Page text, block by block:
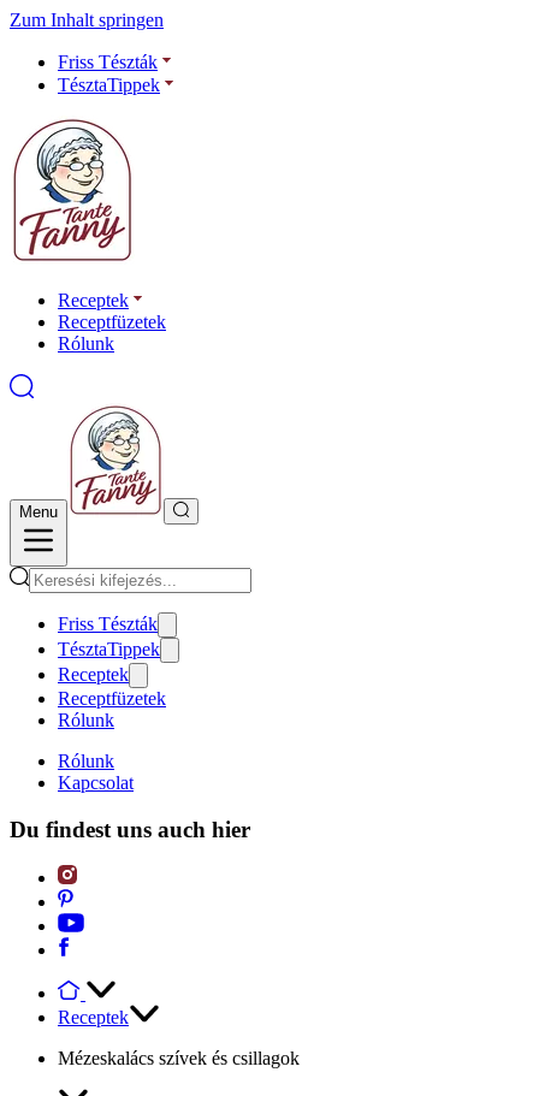
Zum Inhalt springen
Friss Tészták
TésztaTippek
Receptek
Receptfüzetek
Rólunk
Menu
Friss Tészták
TésztaTippek
Receptek
Receptfüzetek
Rólunk
Rólunk
Kapcsolat
Du findest uns auch hier
Receptek
Mézeskalács szívek és csillagok